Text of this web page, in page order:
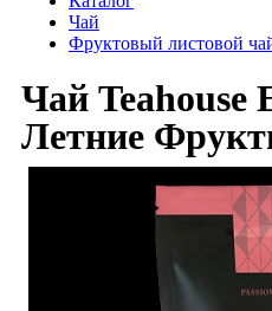
Чай
Фруктовый листовой
Чай Teahouse
Летние